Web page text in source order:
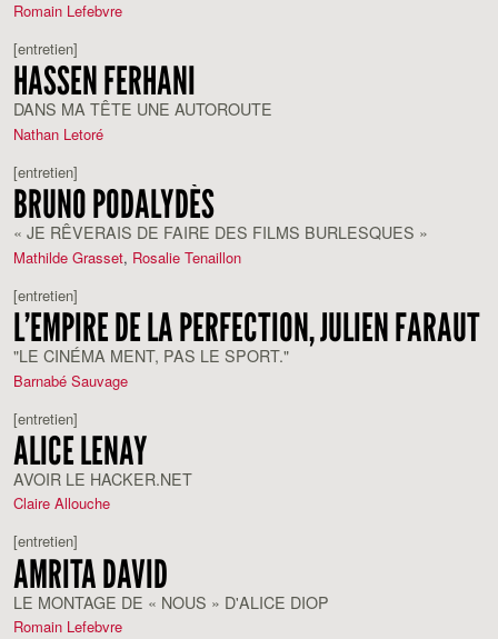
Romain Lefebvre
[entretien]
HASSEN FERHANI
DANS MA TÊTE UNE AUTOROUTE
Nathan Letoré
[entretien]
BRUNO PODALYDÈS
« JE RÊVERAIS DE FAIRE DES FILMS BURLESQUES »
Mathilde Grasset, Rosalie Tenaillon
[entretien]
L’EMPIRE DE LA PERFECTION, JULIEN FARAUT
"LE CINÉMA MENT, PAS LE SPORT."
Barnabé Sauvage
[entretien]
ALICE LENAY
AVOIR LE HACKER.NET
Claire Allouche
[entretien]
AMRITA DAVID
LE MONTAGE DE « NOUS » D'ALICE DIOP
Romain Lefebvre